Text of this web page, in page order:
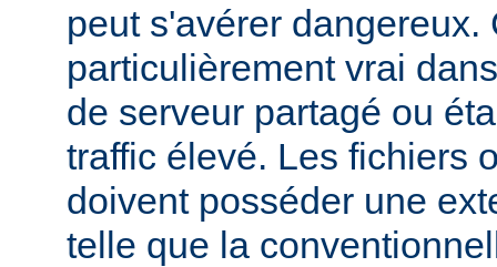
peut s'avérer dangereux.
particulièrement vrai
de serveur partagé ou
traffic élevé. Les fichiers
doivent posséder une
telle que la